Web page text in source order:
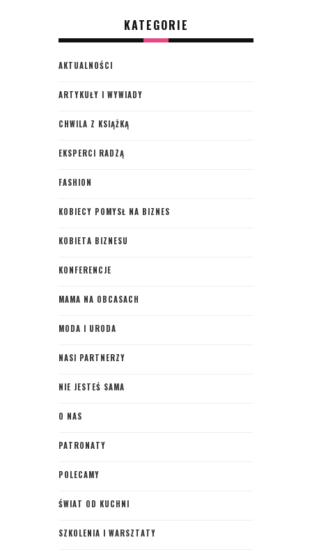
KATEGORIE
AKTUALNOŚCI
ARTYKUŁY I WYWIADY
CHWILA Z KSIĄŻKĄ
EKSPERCI RADZĄ
FASHION
KOBIECY POMYSŁ NA BIZNES
KOBIETA BIZNESU
KONFERENCJE
MAMA NA OBCASACH
MODA I URODA
NASI PARTNERZY
NIE JESTEŚ SAMA
O NAS
PATRONATY
POLECAMY
ŚWIAT OD KUCHNI
SZKOLENIA I WARSZTATY